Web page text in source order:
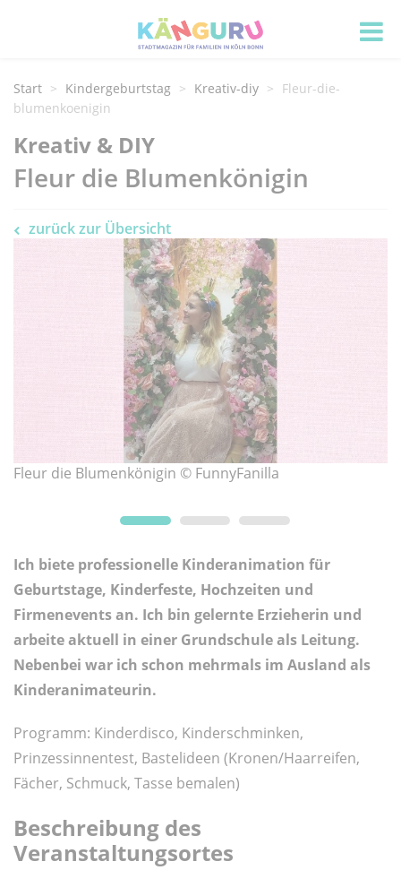
Start Kindergeburtstag Kreativ-diy
Fleur-die-
blumenkoenigin
Kreativ & DIY
Fleur die Blumenkönigin
zurück zur Übersicht
Fleur die Blumenkönigin © FunnyFanilla
Ich biete professionelle Kinderanimation für
Geburtstage, Kinderfeste, Hochzeiten und
Firmenevents an. Ich bin gelernte Erzieherin und
arbeite aktuell in einer Grundschule als Leitung.
Nebenbei war ich schon mehrmals im Ausland als
Kinderanimateurin.
Programm: Kinderdisco, Kinderschminken,
Prinzessinnentest, Bastelideen (Kronen/Haarreifen,
Fächer, Schmuck, Tasse bemalen)
Beschreibung des
Veranstaltungsortes